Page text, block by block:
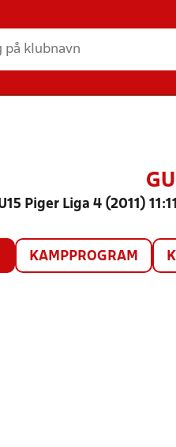
Piger Liga 4 (2011)
KAMPPROGRAM